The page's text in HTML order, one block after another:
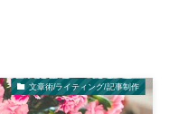
文章術/ライティング/記事制作